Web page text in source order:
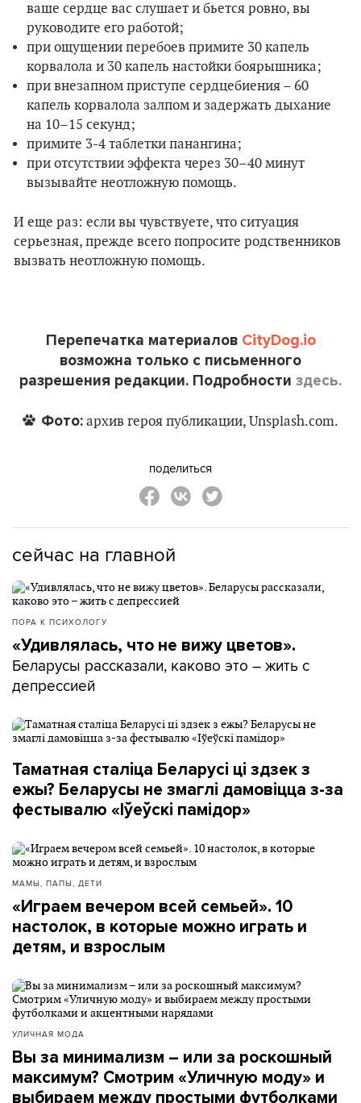
ваше сердце вас слушает и бьется ровно, вы
руководите его работой;
при ощущении перебоев примите 30 капель
корвалола и 30 капель настойки боярышника;
при внезапном приступе сердцебиения – 60
капель корвалола залпом и задержать дыхание
на 10–15 секунд;
примите 3-4 таблетки панангина;
при отсутствии эффекта через 30–40 минут
вызывайте неотложную помощь.
И еще раз: если вы чувствуете, что ситуация
серьезная, прежде всего попросите родственников
вызвать неотложную помощь.
Перепечатка материалов CityDog.io
возможна только с письменного
разрешения редакции. Подробности здесь.
Фото: архив героя публикации, Unsplash.com.
поделиться
сейчас на главной
ПОРА К ПСИХОЛОГУ
«Удивлялась, что не вижу цветов».
Беларусы рассказали, каково это – жить с
депрессией
Таматная сталіца Беларусі ці здзек з
ежы? Беларусы не змаглі дамовіцца з-за
фестывалю «Іўеўскі памідор»
МАМЫ, ПАПЫ, ДЕТИ
«Играем вечером всей семьей». 10
настолок, в которые можно играть и
детям, и взрослым
УЛИЧНАЯ МОДА
Вы за минимализм – или за роскошный
максимум? Смотрим «Уличную моду» и
выбираем между простыми футболками